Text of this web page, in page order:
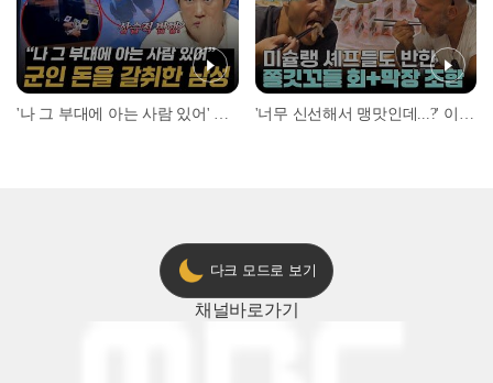
다크 모드로 보기
채널바로가기